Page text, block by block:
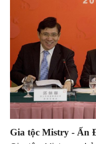
Gia tộc Mistry - Ấn